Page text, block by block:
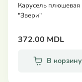
Карусель плюшевая
"Звери"
372.00 MDL
В корзину